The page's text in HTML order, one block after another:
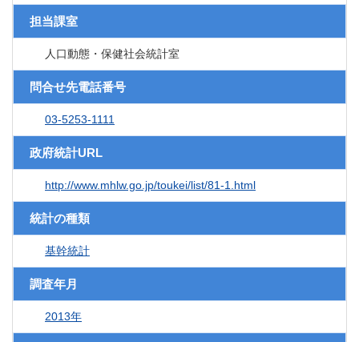
担当課室
人口動態・保健社会統計室
問合せ先電話番号
03-5253-1111
政府統計URL
http://www.mhlw.go.jp/toukei/list/81-1.html
統計の種類
基幹統計
調査年月
2013年